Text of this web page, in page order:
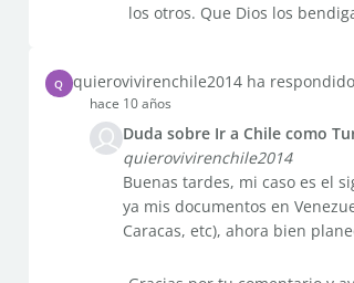
los otros. Que Dios los
Q quierovivirenchile2014 ha
hace 10 años
Duda sobre Ir a Chile como
quierovivirenchile2014
Buenas tardes, mi caso es el
ya mis documentos en
Caracas, etc), ahora bien